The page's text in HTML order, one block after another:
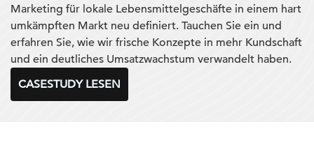
Marketing für lokale Lebensmittelgeschäfte in einem hart
umkämpften Markt neu definiert. Tauchen Sie ein und
erfahren Sie, wie wir frische Konzepte in mehr Kundschaft
und ein deutliches Umsatzwachstum verwandelt haben.
CASESTUDY LESEN